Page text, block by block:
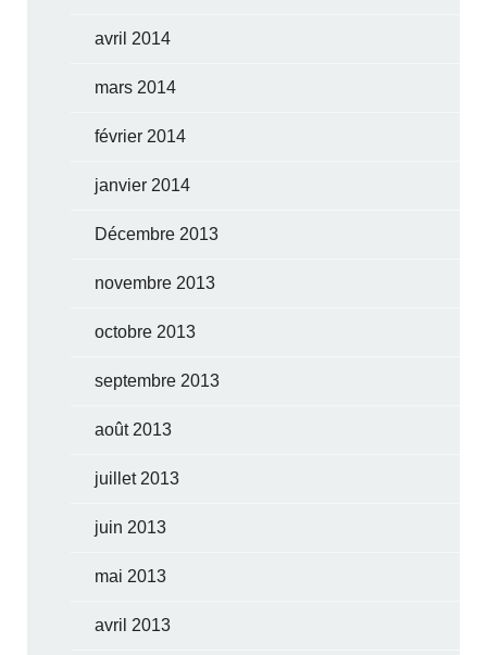
avril 2014
mars 2014
février 2014
janvier 2014
Décembre 2013
novembre 2013
octobre 2013
septembre 2013
août 2013
juillet 2013
juin 2013
mai 2013
avril 2013